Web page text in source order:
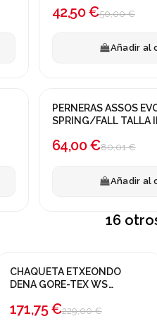
42,50 €50,00 €
Añadir al
¡En oferta!
PERNERAS ASSOS
SPRING/FALL TALLA II
64,00 €80,01 €
Añadir al
16
¡En oferta!
CHAQUETA ETXEONDO
DENA GORE-TEX WS
171,75 €229,00 €